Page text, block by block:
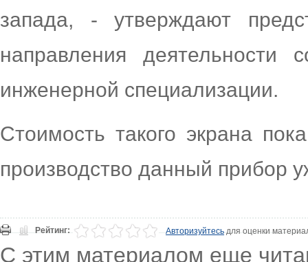
запада, - утверждают
направления
инженерной специализации.
Стоимость такого экрана
производство данный прибор
Рейтинг: Авторизуйтесьдля оценки
С этим материалом еще